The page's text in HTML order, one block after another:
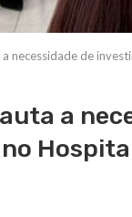
necessidade de
a